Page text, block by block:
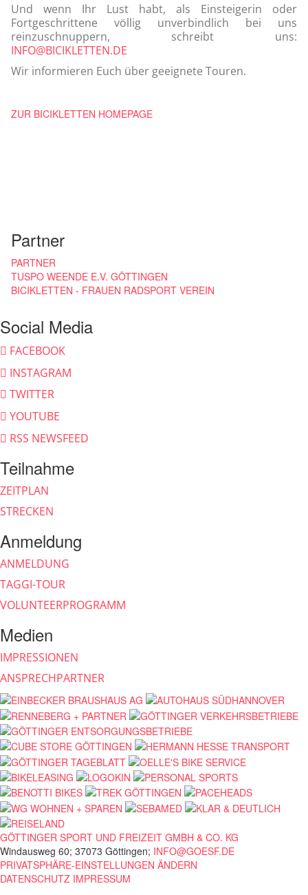
Und wenn Ihr Lust habt, als Einsteigerin oder
Fortgeschrittene völlig unverbindlich bei uns
reinzuschnuppern, schreibt uns:
INFO@BICIKLETTEN.DE
Wir informieren Euch über geeignete Touren.
ZUR BICIKLETTEN HOMEPAGE
Partner
PARTNER
TUSPO WEENDE E.V. GÖTTINGEN
BICIKLETTEN - FRAUEN RADSPORT VEREIN
Social Media
FACEBOOK
INSTAGRAM
TWITTER
YOUTUBE
RSS NEWSFEED
Teilnahme
ZEITPLAN
STRECKEN
Anmeldung
ANMELDUNG
TAGGI-TOUR
VOLUNTEERPROGRAMM
Medien
IMPRESSIONEN
ANSPRECHPARTNER
GÖTTINGER SPORT UND FREIZEIT GMBH & CO. KG
Windausweg 60; 37073 Göttingen; INFO@GOESF.DE
PRIVATSPHÄRE-EINSTELLUNGEN ÄNDERN
DATENSCHUTZ IMPRESSUM